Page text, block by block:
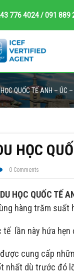
776 4024 / 091 889
QUỐC TẾ ANH –
HỌC
0 Comments
HỌC QUỐC TẾ
hàng trăm suất
tế lần này hứa
cung cấp
nhất dù trước đó